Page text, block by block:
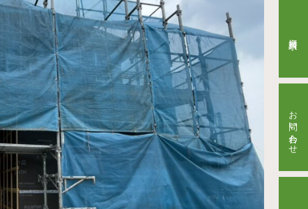
お問い合わせ